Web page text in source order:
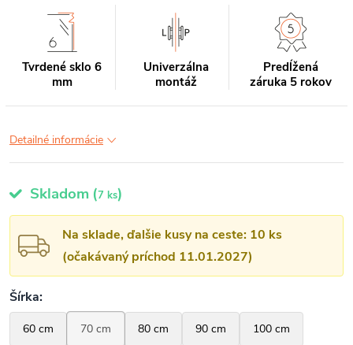
Tvrdené sklo 6
mm
Univerzálna
montáž
Predĺžená
záruka 5 rokov
Detailné informácie
Skladom (7 ks)
Na sklade, ďalšie kusy na ceste: 10 ks
(očakávaný príchod 11.01.2027)